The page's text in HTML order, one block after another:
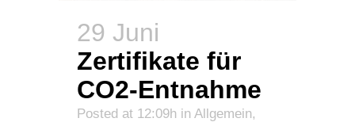
29 Juni
Zertifikate für
CO2-Entnahme
Posted at 12:09h in Allgemein,